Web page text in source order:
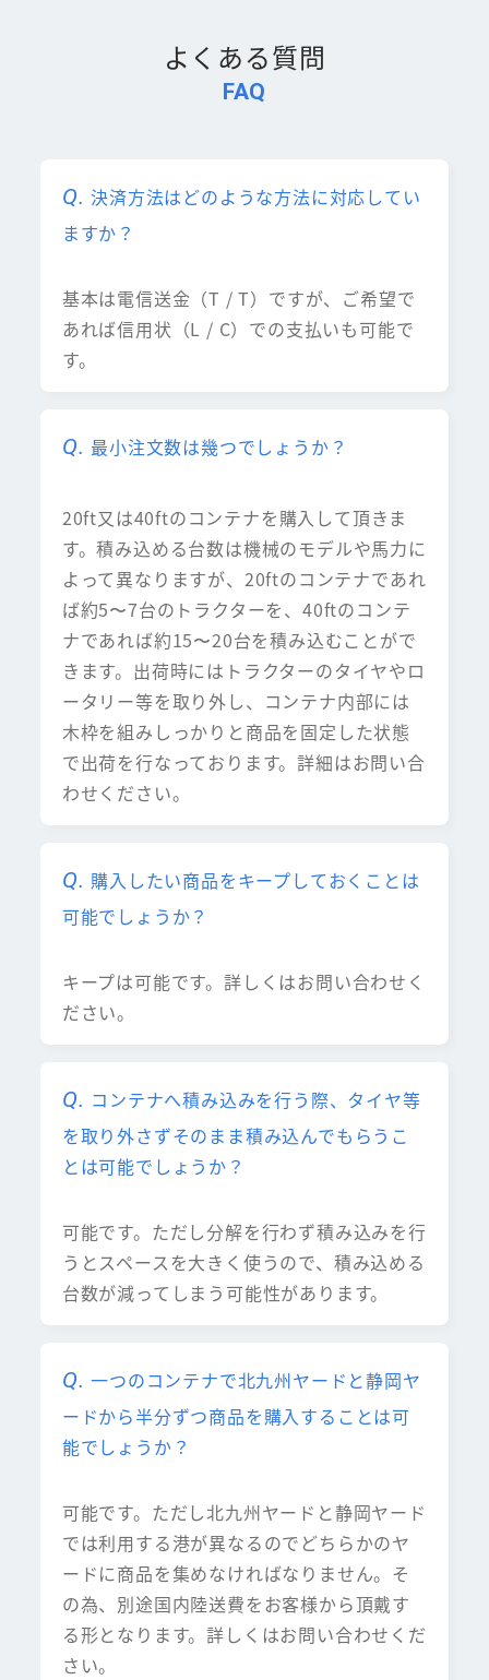
FAQ
よくある質問
決済方法はどのような方法に対応してい
ますか？
基本は電信送金（T / T）ですが、ご希望で
あれば信用状（L / C）での支払いも可能で
す。
最小注文数は幾つでしょうか？
20ft又は40ftのコンテナを購入して頂きま
す。積み込める台数は機械のモデルや馬力に
よって異なりますが、20ftのコンテナであれ
ば約5〜7台のトラクターを、40ftのコンテ
ナであれば約15〜20台を積み込むことがで
きます。出荷時にはトラクターのタイヤやロ
ータリー等を取り外し、コンテナ内部には
木枠を組みしっかりと商品を固定した状態
で出荷を行なっております。詳細はお問い合
わせください。
購入したい商品をキープしておくことは
可能でしょうか？
キープは可能です。詳しくはお問い合わせく
ださい。
コンテナへ積み込みを行う際、タイヤ等
を取り外さずそのまま積み込んでもらうこ
とは可能でしょうか？
可能です。ただし分解を行わず積み込みを行
うとスペースを大きく使うので、積み込める
台数が減ってしまう可能性があります。
一つのコンテナで北九州ヤードと静岡ヤ
ードから半分ずつ商品を購入することは可
能でしょうか？
可能です。ただし北九州ヤードと静岡ヤード
では利用する港が異なるのでどちらかのヤ
ードに商品を集めなければなりません。そ
の為、別途国内陸送費をお客様から頂戴す
る形となります。詳しくはお問い合わせくだ
さい。